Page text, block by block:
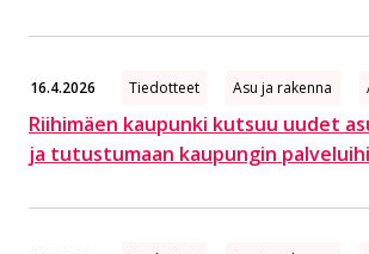
16.4.2026 Tiedotteet Asu ja rakenna
Riihimäen kaupunki kutsuu uudet
ja tutustumaan kaupungin